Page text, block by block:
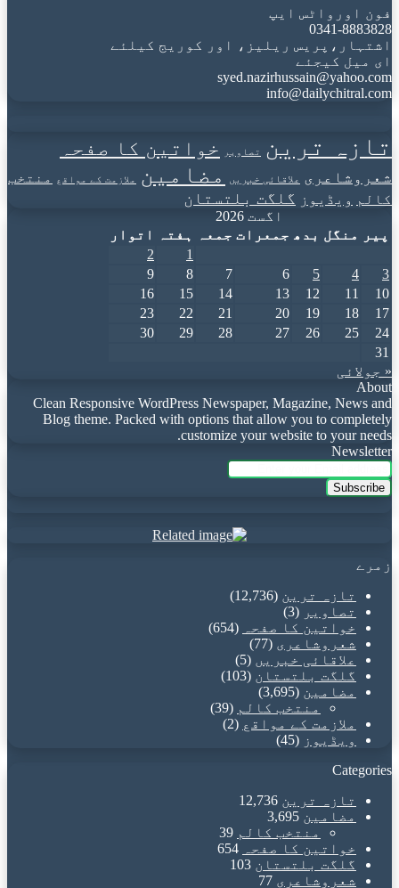
فون اورواٹس ایپ
0341-8883828
اشتہار،پریس ریلیز، اور کوریج کیلئے
ای میل کیجئے
syed.nazirhussain@yahoo.com
info@dailychitral.com
تازہ ترین تصاویر خواتین کا صفحہ
شعروشاعری علاقائی خبریں مضامین ملازمت کے مواقع
منتخب
کالم ویڈیوز گلگت بلتستان
اگست 2026
پیر
منگل بدھ جمعرات جمعہ ہفتہ
اتوار
1
2
3
4
5
6
7
8
9
10
11
12
13
14
15
16
17
18
19
20
21
22
23
24
25
26
27
28
29
30
31
« جولائی
About
Clean Responsive WordPress Newspaper, Magazine, News and
Blog theme. Packed with options that allow you to completely
customize your website to your needs.
Newsletter
Enter
your
Email
زمرے
تازہ ترین (12,736)
تصاویر (3)
خواتین کا صفحہ
(654)
شعروشاعری (77)
علاقائی خبریں (5)
گلگت بلتستان (103)
مضامین (3,695)
منتخب کالم (39)
ملازمت کے مواقع (2)
ویڈیوز (45)
Categories
تازہ ترین 12,736
مضامین 3,695
منتخب کالم 39
خواتین کا صفحہ
654
گلگت بلتستان 103
شعروشاعری 77